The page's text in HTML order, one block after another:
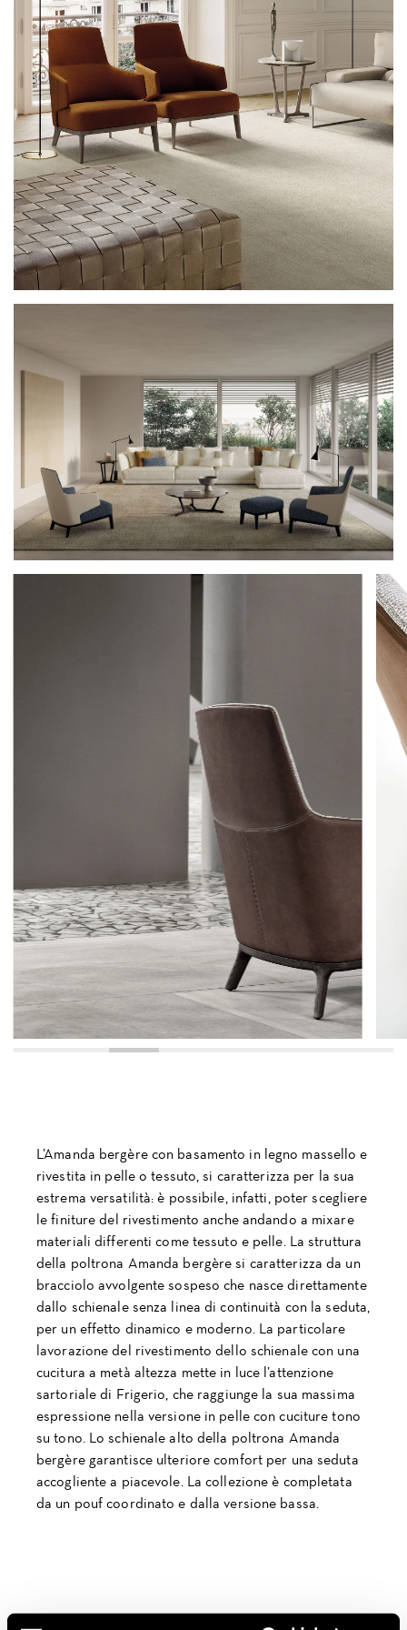
L’Amanda bergère con basamento in legno massello e
rivestita in pelle o tessuto, si caratterizza per la sua
estrema versatilità: è possibile, infatti, poter scegliere
le finiture del rivestimento anche andando a mixare
materiali differenti come tessuto e pelle. La struttura
della poltrona Amanda bergère si caratterizza da un
bracciolo avvolgente sospeso che nasce direttamente
dallo schienale senza linea di continuità con la seduta,
per un effetto dinamico e moderno. La particolare
lavorazione del rivestimento dello schienale con una
cucitura a metà altezza mette in luce l’attenzione
sartoriale di Frigerio, che raggiunge la sua massima
espressione nella versione in pelle con cuciture tono
su tono. Lo schienale alto della poltrona Amanda
bergère garantisce ulteriore comfort per una seduta
accogliente a piacevole. La collezione è completata
da un pouf coordinato e dalla versione bassa.